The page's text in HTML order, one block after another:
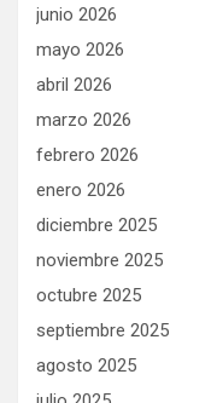
junio 2026
mayo 2026
abril 2026
marzo 2026
febrero 2026
enero 2026
diciembre 2025
noviembre 2025
octubre 2025
septiembre 2025
agosto 2025